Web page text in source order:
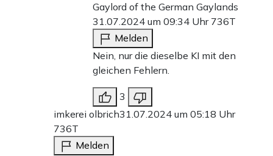
Gaylord of the German Gaylands
31.07.2024 um 09:34 Uhr 736T
Melden
Nein, nur die dieselbe KI mit den
gleichen Fehlern.
3
imkerei olbrich31.07.2024 um 05:18 Uhr
736T
Melden